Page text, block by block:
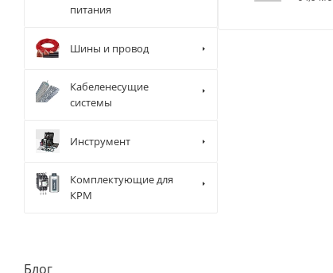
питания
Шины и провод
Кабеленесущие
системы
Инструмент
Комплектующие для
КРМ
Блог